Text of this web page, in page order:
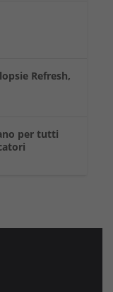
Refresh,
per tutti